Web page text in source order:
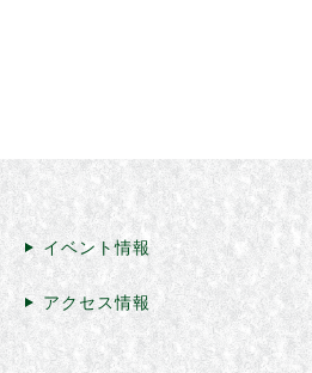
イベント情報
アクセス情報